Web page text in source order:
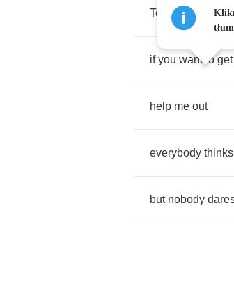
Tell all the rest
if you want to get
help me out
everybody thinks
but nobody